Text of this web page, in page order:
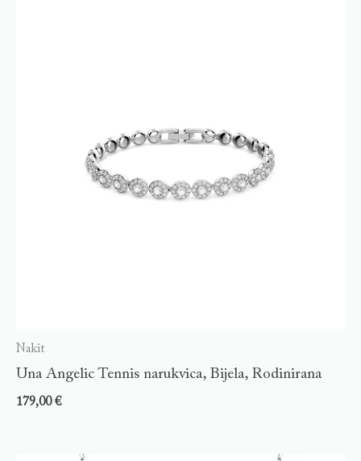
Nakit
Una Angelic Tennis narukvica, Bijela, Rodinirana
179,00€